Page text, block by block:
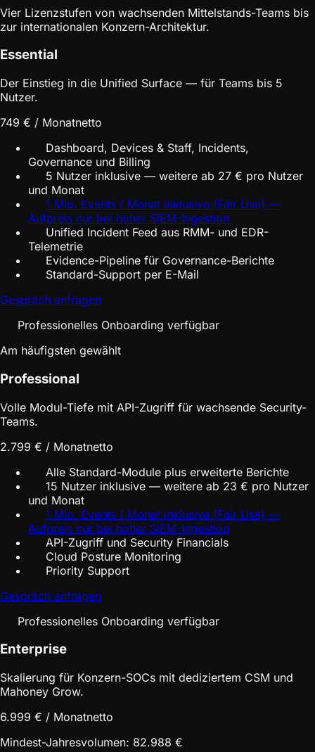
Vier Lizenzstufen von wachsenden Mittelstands-Teams bis
zur internationalen Konzern-Architektur.
Essential
Der Einstieg in die Unified Surface — für Teams bis 5
Nutzer.
749 € / Monatnetto
Dashboard, Devices & Staff, Incidents,
Governance und Billing
5 Nutzer inklusive — weitere ab 27 € pro Nutzer
und Monat
1 Mio. Events / Monat inklusive (Fair Use) —
Aufpreis nur bei hoher SIEM-Ingestion
Unified Incident Feed aus RMM- und EDR-
Telemetrie
Evidence-Pipeline für Governance-Berichte
Standard-Support per E-Mail
Gespräch anfragen
Professionelles Onboarding verfügbar
Am häufigsten gewählt
Professional
Volle Modul-Tiefe mit API-Zugriff für wachsende Security-
Teams.
2.799 € / Monatnetto
Alle Standard-Module plus erweiterte Berichte
15 Nutzer inklusive — weitere ab 23 € pro Nutzer
und Monat
1 Mio. Events / Monat inklusive (Fair Use) —
Aufpreis nur bei hoher SIEM-Ingestion
API-Zugriff und Security Financials
Cloud Posture Monitoring
Priority Support
Gespräch anfragen
Professionelles Onboarding verfügbar
Enterprise
Skalierung für Konzern-SOCs mit dediziertem CSM und
Mahoney Grow.
6.999 € / Monatnetto
Mindest-Jahresvolumen: 82.988 €